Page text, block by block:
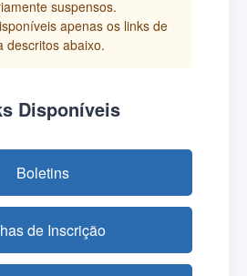
suspensos.
apenas os links de
descritos abaixo.
Disponíveis
Boletins
de Inscrição